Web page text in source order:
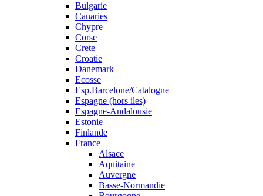
Bulgarie
Canaries
Chypre
Corse
Crete
Croatie
Danemark
Ecosse
Esp.Barcelone/Catalogne
Espagne (hors iles)
Espagne-Andalousie
Estonie
Finlande
France
Alsace
Aquitaine
Auvergne
Basse-Normandie